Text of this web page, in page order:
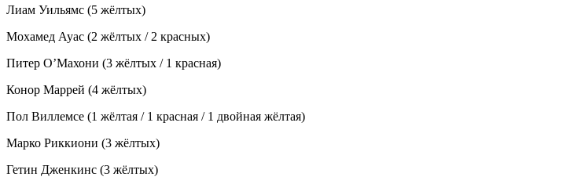
Лиам Уильямс (5 жёлтых)
Мохамед Ауас (2 жёлтых / 2 красных)
Питер О’Махони (3 жёлтых / 1 красная)
Конор Маррей (4 жёлтых)
Пол Виллемсе (1 жёлтая / 1 красная / 1 двойная жёлтая)
Марко Риккиони (3 жёлтых)
Гетин Дженкинс (3 жёлтых)